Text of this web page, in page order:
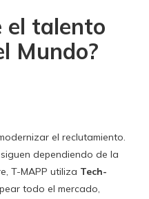
el talento
Mundo?
el reclutamiento.
dependiendo de la
T-MAPP utiliza Tech-
todo el mercado,